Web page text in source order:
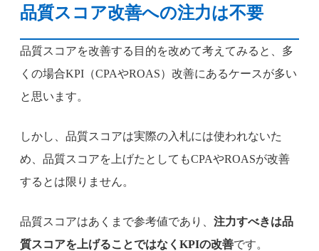
品質スコア改善への注力は不要
品質スコアを改善する目的を改めて考えてみると、多
くの場合KPI（CPAやROAS）改善にあるケースが多い
と思います。
しかし、品質スコアは実際の入札には使われないた
め、品質スコアを上げたとしてもCPAやROASが改善
するとは限りません。
品質スコアはあくまで参考値であり、 注力すべきは品
質スコアを上げることではなくKPIの改善です。